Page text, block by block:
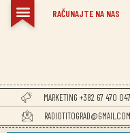
RAČUNAJTE NA NAS
MARKETING +382 67 470 047
RADIOTITOGRAD@GMAIL.COM